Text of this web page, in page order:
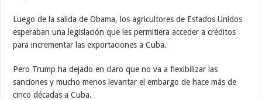
Luego de la salida de Obama, los agricultores de Estados Unidos
esperaban una legislación que les permitiera acceder a créditos
para incrementar las exportaciones a Cuba.
Pero Trump ha dejado en claro que no va a flexibilizar las
sanciones y mucho menos levantar el embargo de hace más de
cinco décadas a Cuba.